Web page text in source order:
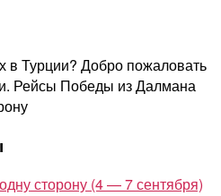
в Турции? Добро пожаловать
Рейсы Победы из Далмана
сторону (4 — 7 сентября)